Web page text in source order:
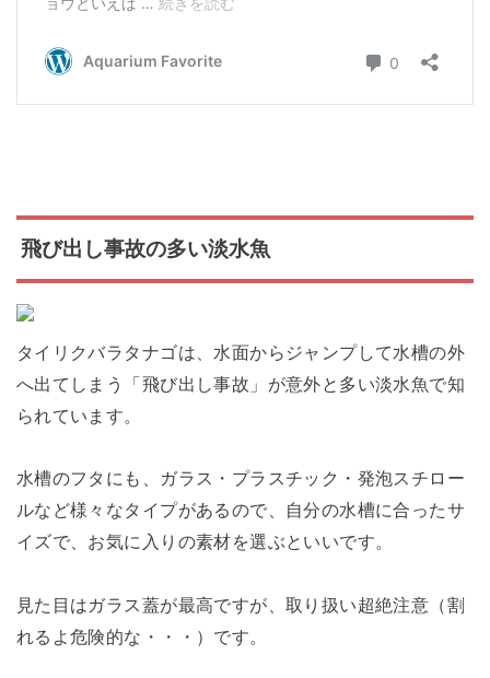
飛び出し事故の多い淡水魚
タイリクバラタナゴは、水面からジャンプして水槽の外
へ出てしまう「飛び出し事故」が意外と多い淡水魚で知
られています。
水槽のフタにも、ガラス・プラスチック・発泡スチロー
ルなど様々なタイプがあるので、自分の水槽に合ったサ
イズで、お気に入りの素材を選ぶといいです。
見た目はガラス蓋が最高ですが、取り扱い超絶注意（割
れるよ危険的な・・・）です。